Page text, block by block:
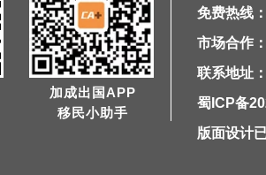
加成出国APP
移民小助手
免费热线
市场合作
联系地址
蜀ICP备
版面设计